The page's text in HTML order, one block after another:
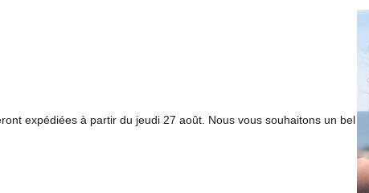
expédiées à partir du jeudi 27 août. Nous vous souhaitons un bel